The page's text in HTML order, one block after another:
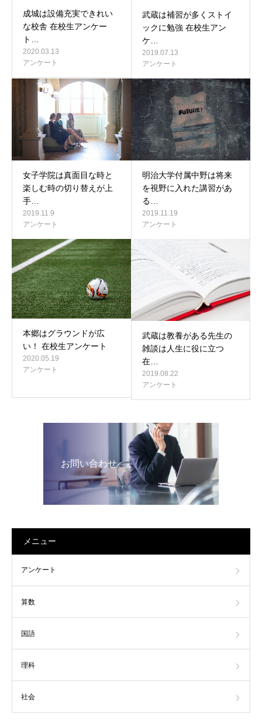
成城は設備充実できれい
な校舎 在校生アンケー
ト…
2020.03.13
アンケート
武蔵は補習が多くストイ
ックに勉強 在校生アン
ケ…
2019.07.13
アンケート
女子学院は真面目な時と
楽しむ時の切り替えが上
手…
2019.11.9
アンケート
明治大学付属中野は将来
を視野に入れた講習があ
る…
2019.11.19
アンケート
本郷はグラウンドが広
い！ 在校生アンケート
2020.05.19
アンケート
武蔵は教養がある先生の
雑談は人生に役に立つ
在…
2019.08.22
アンケート
お問い合わせ
メニュー
アンケート
算数
国語
理科
社会